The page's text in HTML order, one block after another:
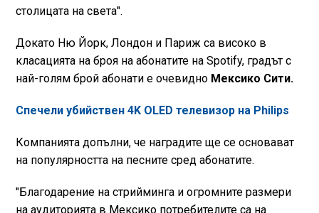
столицата на света".
Докато Ню Йорк, Лондон и Париж са високо в
класацията на броя на абонатите на Spotify, градът с
най-голям брой абонати е очевидно Мексико Сити.
Спечели убийствен 4K OLED телевизор на Philips
Компанията допълни, че наградите ще се основават
на популярността на песните сред абонатите.
"Благодарение на стрийминга и огромните размери
на аудиторията в Мексико потребителите са на